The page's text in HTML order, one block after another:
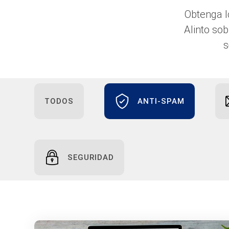
Obtenga
Alinto
TODOS ANTI-SPAM
SEGURIDAD